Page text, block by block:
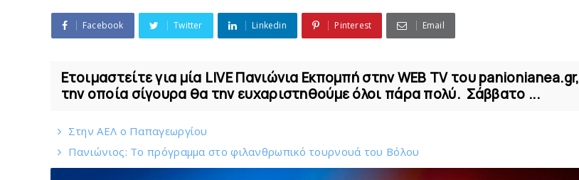
Facebook Twitter Linkedin Pinterest Email
Ετοιμαστείτε για μία LIVE Πανιώνια Εκπομπή στην WEB TV του panionianea.gr,
την οποία σίγουρα θα την ευχαριστηθούμε όλοι πάρα πολύ. Σάββατο ...
Στην AEΛ ο Παπαγεωργίου
Πανιώνιoς: Tο πρόγραμμα στο φιλανθρωπικό τουρνουά του Bόλου